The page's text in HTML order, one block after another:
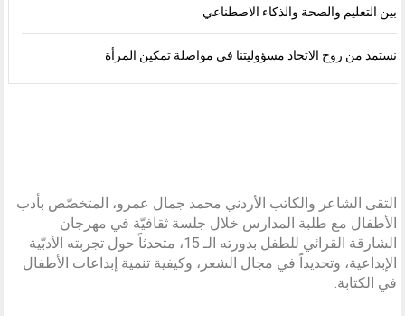
بين التعليم والصحة والذكاء الاصطناعي
نستمد من روح الاتحاد مسؤوليتنا في مواصلة تمكين المرأة
التقى الشاعر والكاتب الأردني محمد جمال عمرو، المتخصّص بأدب
الأطفال مع طلبة المدارس خلال جلسة ثقافيّة في مهرجان
الشارقة القرائي للطفل بدورته الـ 15، متحدثاً حول تجربته الأدبّية
الإبداعية، وتحديداً في مجال الشعر، وكيفية تنمية إبداعات الأطفال
في الكتابة.